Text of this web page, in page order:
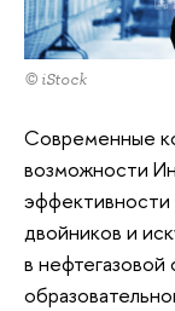
© iStock
Современные
возможности
двойников и
в